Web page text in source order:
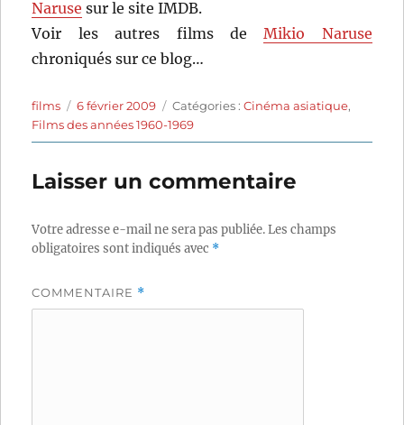
Naruse sur le site IMDB.
Voir les autres films deMikio Naruse
chroniqués sur ce blog…
Auteur
films
Publié
le
6 février 2009 Catégories
Catégories :Cinéma asiatique,
Films des années 1960-1969
Laisser un commentaire
Votre adresse e-mail ne sera pas publiée.Les champs
obligatoires sont indiqués avec *
COMMENTAIRE *